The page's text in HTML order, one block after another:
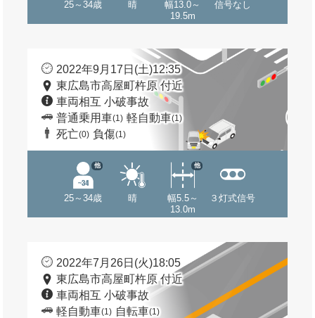
25～34歳 晴
幅13.0～
19.5m
信号なし
2022年9月17日(土)12:35
東広島市高屋町杵原 付近
車両相互 小破事故
普通乗用車(1) 軽自動車(1)
死亡(0) 負傷(1)
25～34歳
他
晴
幅5.5～
13.0m
他
３灯式信号
2022年7月26日(火)18:05
東広島市高屋町杵原 付近
車両相互 小破事故
軽自動車(1) 自転車(1)